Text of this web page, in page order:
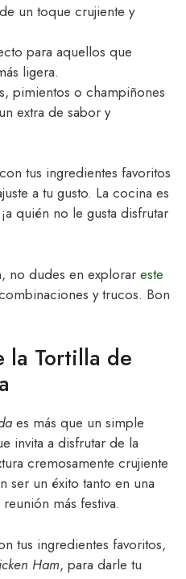
un toque crujiente y
para aquellos que
ligera.
pimientos o champiñones
extra de sabor y
tus ingredientes favoritos
a tu gusto. La cocina es
quién no le gusta disfrutar
no dudes en explorar este
y trucos. Bon
la Tortilla de
es más que un simple
invita a disfrutar de la
cremosamente crujiente
ser un éxito tanto en una
más festiva.
tus ingredientes favoritos,
Ham, para darle tu